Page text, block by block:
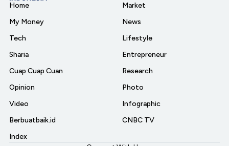
Home
My Money
Tech
Sharia
Cuap Cuap Cuan
Opinion
Video
Berbuatbaik.id
Index
Market
News
Lifestyle
Entrepreneur
Research
Photo
Infographic
CNBC TV